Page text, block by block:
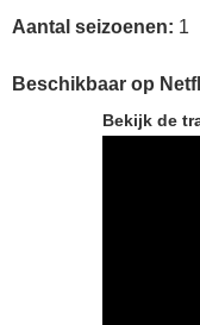
Aantal seizoenen: 1
Beschikbaar op
Bekijk de